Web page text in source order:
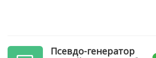
Псевдо-генератор